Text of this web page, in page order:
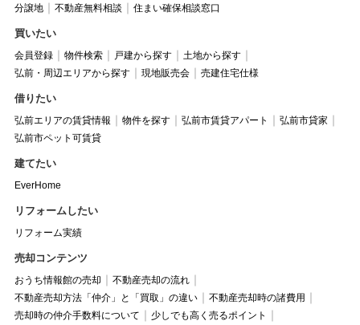
分譲地
不動産無料相談 住まい確保相談窓口
買いたい
会員登録 物件検索 戸建から探す
土地から探す
弘前・周辺エリアから探す
現地販売会 売建住宅仕様
借りたい
弘前エリアの賃貸情報 物件を探す 弘前市賃貸アパート
弘前市貸家
弘前市ペット可賃貸
建てたい
EverHome
リフォームしたい
リフォーム実績
売却コンテンツ
おうち情報館の売却
不動産売却の流れ
不動産売却方法「仲介」と「買取」の違い
不動産売却時の諸費用
売却時の仲介手数料について
少しでも高く売るポイント